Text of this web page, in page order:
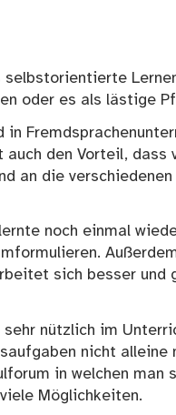
oder es als lästige
den Vorteil, dass
an die verschiedenen
noch einmal
sich besser und
nützlich im
nicht alleine
in welchen man
Möglichkeiten.